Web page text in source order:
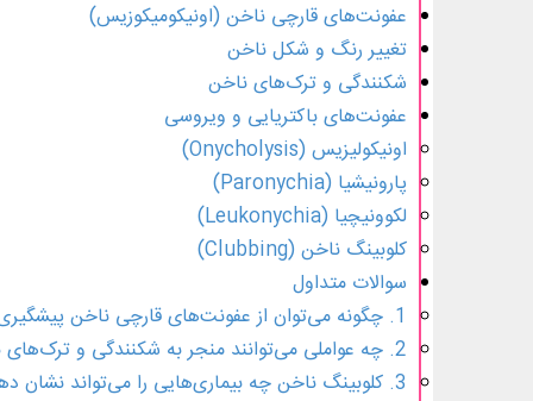
عفونت‌های قارچی ناخن (اونیکومیکوزیس)
تغییر رنگ و شکل ناخن
شکنندگی و ترک‌های ناخن
عفونت‌های باکتریایی و ویروسی
اونیکولیزیس (Onycholysis)
پارونیشیا (Paronychia)
لکوونیچیا (Leukonychia)
کلوبینگ ناخن (Clubbing)
سوالات متداول
1. چگونه می‌توان از عفونت‌های قارچی ناخن پیشگیری کرد؟
2. چه عواملی می‌توانند منجر به شکنندگی و ترک‌های ناخن شوند؟
3. کلوبینگ ناخن چه بیماری‌هایی را می‌تواند نشان دهد؟